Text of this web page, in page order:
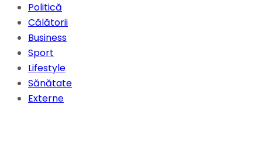
Politică
Călătorii
Business
Sport
Lifestyle
Sănătate
Externe